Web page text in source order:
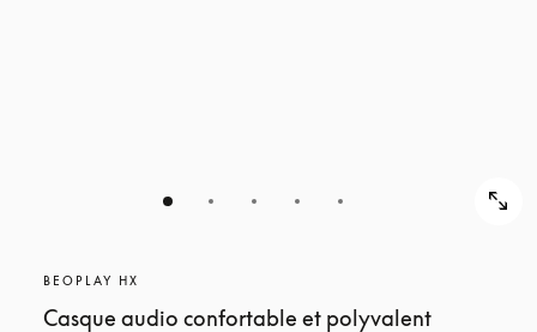
BEOPLAY HX
Casque audio confortable et polyvalent